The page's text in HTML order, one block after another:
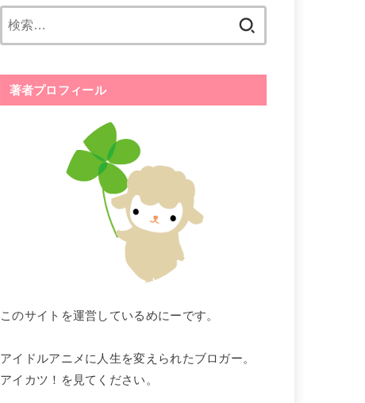
著者プロフィール
このサイトを運営しているめにーです。
アイドルアニメに人生を変えられたブロガー。
アイカツ！を見てください。